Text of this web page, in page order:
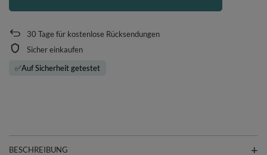
30 Tage für kostenlose Rücksendungen
Sicher einkaufen
✅Auf Sicherheit getestet
BESCHREIBUNG